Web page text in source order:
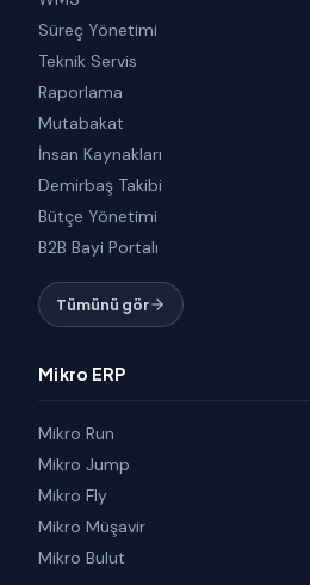
Süreç Yönetimi
Teknik Servis
Raporlama
Mutabakat
İnsan Kaynakları
Demirbaş Takibi
Bütçe Yönetimi
B2B Bayi Portalı
Tümünü gör
Mikro ERP
Mikro Run
Mikro Jump
Mikro Fly
Mikro Müşavir
Mikro Bulut